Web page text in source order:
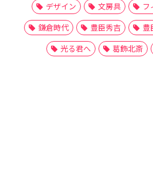
デザイン
文房具 フ
鎌倉時代
豊臣秀吉 豊
光る君へ
葛飾北斎